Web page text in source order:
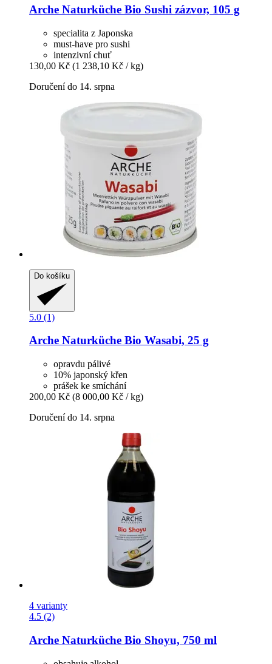
Arche Naturküche Bio Sushi zázvor, 105 g
specialita z Japonska
must-have pro sushi
intenzivní chuť
130,00 Kč (1 238,10 Kč / kg)
Doručení do 14. srpna
Do košíku
5.0 (1)
Arche Naturküche Bio Wasabi, 25 g
opravdu pálivé
10% japonský křen
prášek ke smíchání
200,00 Kč (8 000,00 Kč / kg)
Doručení do 14. srpna
4 varianty
4.5 (2)
Arche Naturküche Bio Shoyu, 750 ml